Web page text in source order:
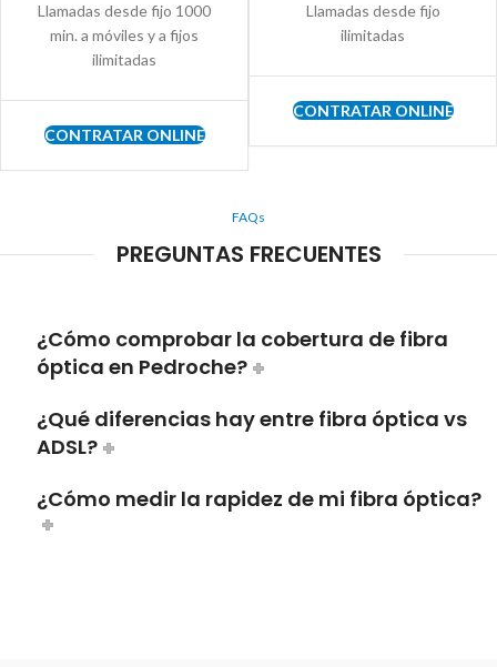
Llamadas desde fijo 1000
min. a móviles y a fijos
ilimitadas
CONTRATAR ONLINE
Llamadas desde fijo
ilimitadas
CONTRATAR ONLINE
FAQs
PREGUNTAS FRECUENTES
¿Cómo comprobar la cobertura de fibra
óptica en Pedroche?
¿Qué diferencias hay entre fibra óptica vs
ADSL?
¿Cómo medir la rapidez de mi fibra óptica?